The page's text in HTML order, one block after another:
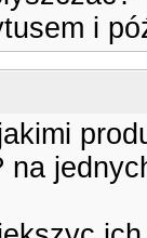
i
na